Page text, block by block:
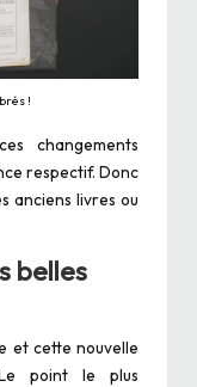
!
changements
respectif. Donc
anciens livres ou
belles
et cette nouvelle
point le plus